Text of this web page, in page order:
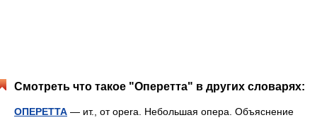
Смотреть что такое "Оперетта" в других словарях:
ОПЕРЕТТА — ит., от opera. Небольшая опера. Объяснение